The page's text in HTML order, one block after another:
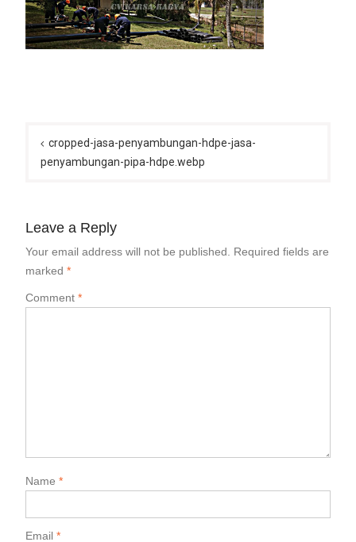
navigation
cropped-jasa-penyambungan-hdpe-jasa-
penyambungan-pipa-hdpe.webp
Leave a Reply
Your email address will not be published.
Required fields are
marked *
Comment *
Name *
Email *